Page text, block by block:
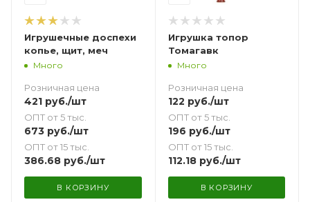
Игрушечные доспехи
копье, щит, меч
Много
Розничная цена
421 руб./шт
ОПТ от 5 тыс.
673 руб./шт
ОПТ от 15 тыс.
386.68 руб./шт
В КОРЗИНУ
Игрушка топор
Томагавк
Много
Розничная цена
122 руб./шт
ОПТ от 5 тыс.
196 руб./шт
ОПТ от 15 тыс.
112.18руб./шт
В КОРЗИНУ